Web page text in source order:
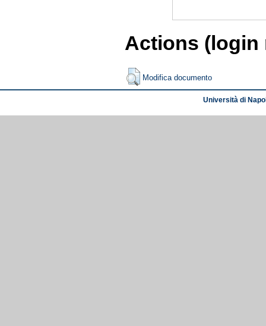
Actions (login
Modifica documento
Università di